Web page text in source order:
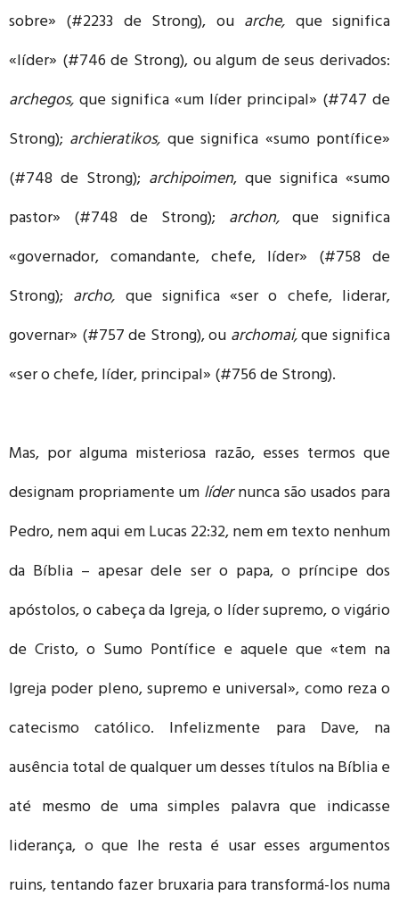
sobre» (#2233 de Strong), ou arche, que significa
«líder» (#746 de Strong), ou algum de seus derivados:
archegos,que significa «um líder principal» (#747 de
Strong); archieratikos, que significa «sumo pontífice»
(#748 de Strong); archipoimen, que significa «sumo
pastor» (#748 de Strong); archon,que significa
«governador, comandante, chefe, líder» (#758 de
Strong); archo, que significa «ser o chefe, liderar,
governar» (#757 de Strong), ouarchomai,que significa
«ser o chefe, líder, principal» (#756 de Strong).
Mas, por alguma misteriosa razão, esses termos que
designam propriamente umlídernunca são usados para
Pedro, nem aqui em Lucas 22:32, nem em texto nenhum
da Bíblia – apesar dele ser o papa, o príncipe dos
apóstolos, o cabeça da Igreja, o líder supremo, o vigário
de Cristo, o Sumo Pontífice e aquele que «tem na
Igreja poder pleno, supremo e universal», como reza o
catecismo católico. Infelizmente para Dave, na
ausência total de qualquer um desses títulos na Bíblia e
até mesmo de uma simples palavra que indicasse
liderança, o que lhe resta é usar esses argumentos
ruins, tentando fazer bruxaria para transformá-los numa